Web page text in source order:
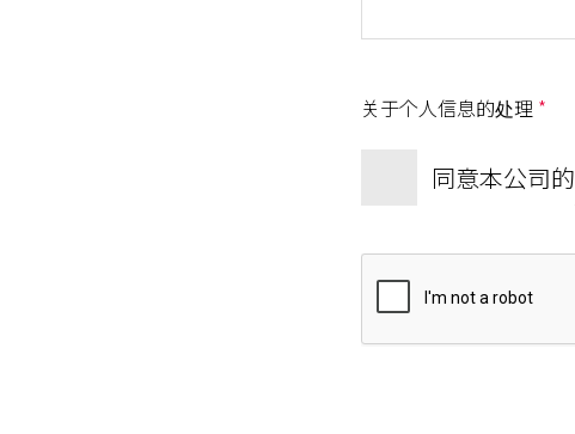
关于个人信息的处理 *
同意本公司的